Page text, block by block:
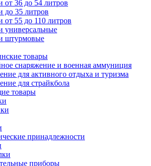
от 36 до 54 литров
до 35 литров
от 55 до 110 литров
универсальные
штурмовые
товары
снаряжение и военная аммуниция
для активного отдыха и туризма
для страйкбола
товары
принадлежности
приборы